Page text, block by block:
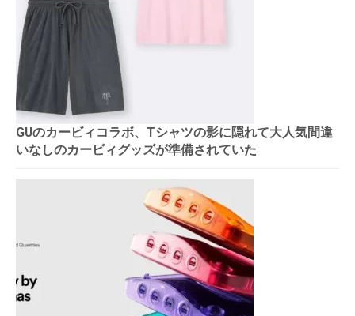
GUのカービィコラボ、Tシャツの影に隠れて大人気間違
いなしのカービィグッズが準備されていた